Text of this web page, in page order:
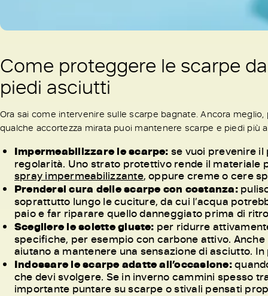
Come proteggere le scarpe
piedi asciutti
Ora sai come intervenire sulle scarpe bagnate. Ancora
qualche accortezza mirata puoi mantenere scarpe e piedi più
Impermeabilizzare le scarpe: se vuoi prevenire
regolarità. Uno strato protettivo rende il materiale
spray impermeabilizzante, oppure creme o cere
Prendersi cura delle scarpe con costanza:
soprattutto lungo le cuciture, da cui l’acqua
paio e far riparare quello danneggiato prima di
Scegliere le solette giuste: per ridurre
specifiche, per esempio con carbone attivo.
aiutano a mantenere una sensazione di asciutto.
Indossare le scarpe adatte all’occasione:
che devi svolgere. Se in inverno cammini spesso
importante puntare su scarpe o stivali pensati